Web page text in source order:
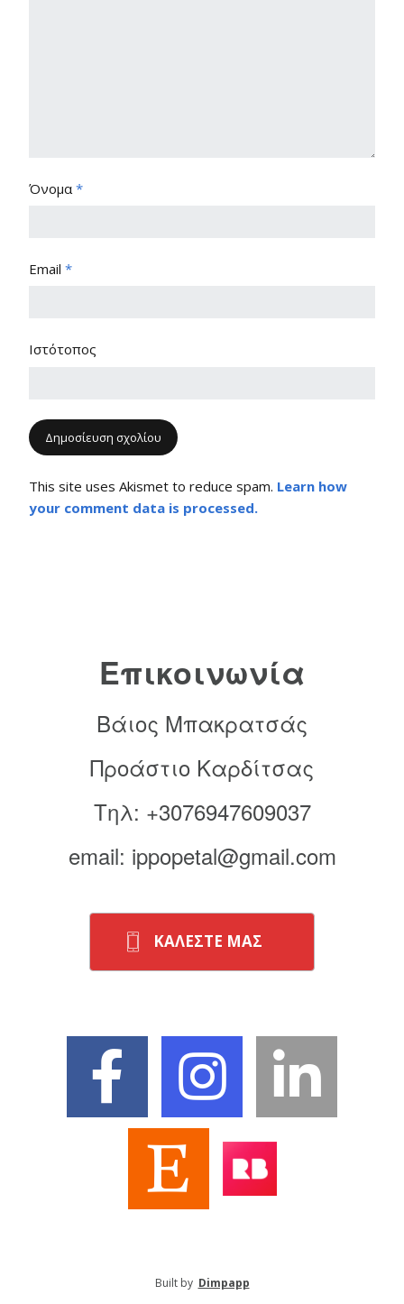
Όνομα *
Email *
Ιστότοπος
This site uses Akismet to reduce spam. Learn how
your comment data is processed.
Επικοινωνία
Βάιος Μπακρατσάς
Προάστιο Καρδίτσας
Τηλ: +3076947609037
email: ippopetal@gmail.com
ΚΑΛΕΣΤΕ ΜΑΣ
Built by Dimpapp